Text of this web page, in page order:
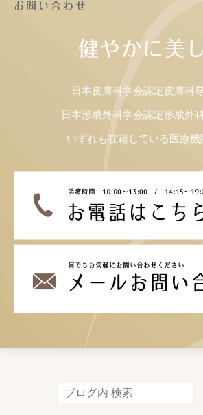
お問い合わせ
健やかに美
日本皮膚科学会認定皮膚科
日本形成外科学会認定形成外
いずれも在籍している医療機